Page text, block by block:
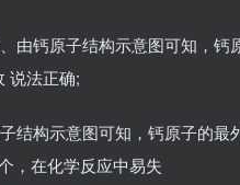
、由钙原子结构示意图可知，钙
说法正确;
结构示意图可知，钙原子的最
，在化学反应中易失